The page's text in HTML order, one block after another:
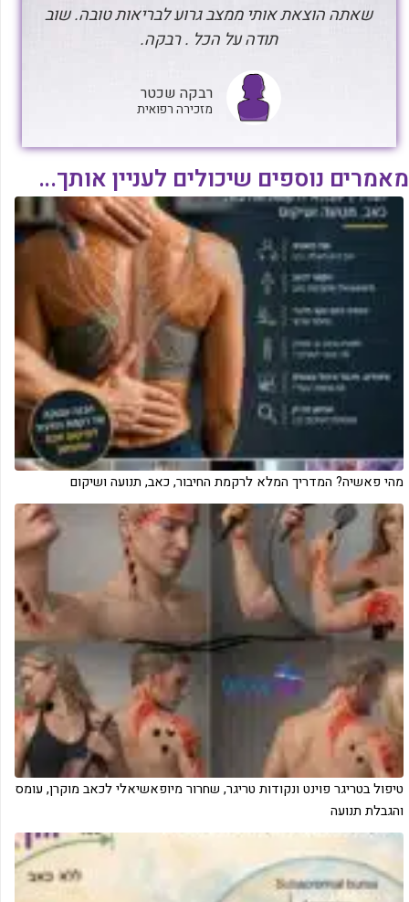
שאתה הוצאת אותי ממצב גרוע לבריאות טובה. שוב
תודה על הכל . רבקה.
רבקה שכטר
מזכירה רפואית
מאמרים נוספים שיכולים לעניין אותך...
מהי פאשיה? המדריך המלא לרקמת החיבור, כאב, תנועה ושיקום
‏טיפול בטריגר פוינט ונקודות טריגר, שחרור מיופאשיאלי לכאב מוקרן, עומס
והגבלת תנועה